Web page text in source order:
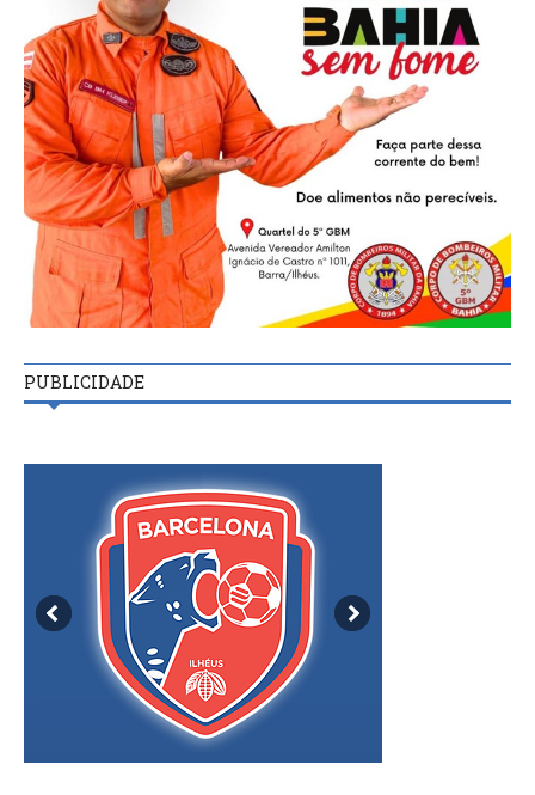
PUBLICIDADE